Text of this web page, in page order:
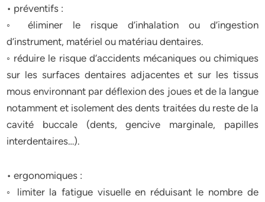
• préventifs :
◦ éliminer le risque d’inhalation ou d’ingestion
d’instrument, matériel ou matériau dentaires.
◦ réduire le risque d’accidents mécaniques ou chimiques
sur les surfaces dentaires adjacentes et sur les tissus
mous environnant par déflexion des joues et de la langue
notamment et isolement des dents traitées du reste de la
cavité buccale (dents, gencive marginale, papilles
interdentaires…).
• ergonomiques :
◦ limiter la fatigue visuelle en réduisant le nombre de